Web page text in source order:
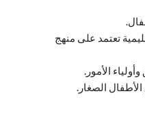
تعتمد على منهج
الأمور.
الصغار.